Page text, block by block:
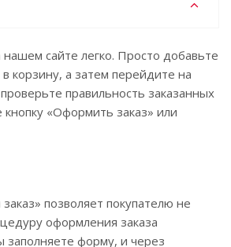
сайте легко. Просто добавьте
корзину, а затем перейдите на
правильность заказанных
«Оформить заказ» или
позволяет покупателю не
оформления заказа
заполняете форму, и через